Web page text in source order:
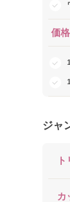
価
ジャ
カ